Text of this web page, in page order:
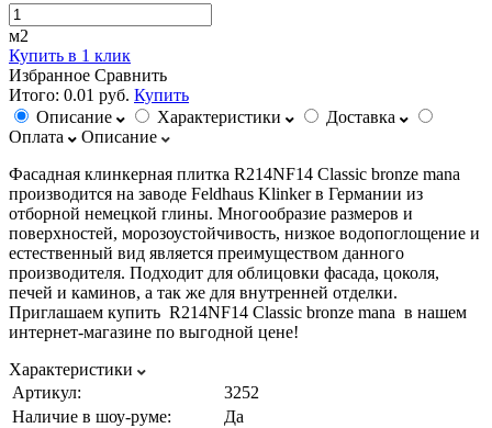
м2
Купить в 1 клик
Избранное Сравнить
Итого: 0.01 руб. Купить
Описание
Характеристики
Доставка
Оплата
Описание
Фасадная клинкерная плитка R214NF14 Classic bronze mana
производится на заводе Feldhaus Klinker в Германии из
отборной немецкой глины. Многообразие размеров и
поверхностей, морозоустойчивость, низкое водопоглощение и
естественный вид является преимуществом данного
производителя. Подходит для облицовки фасада, цоколя,
печей и каминов, а так же для внутренней отделки.
Приглашаем купить R214NF14 Classic bronze mana в нашем
интернет-магазине по выгодной цене!
Характеристики
Артикул:
3252
Наличие в шоу-руме:
Да